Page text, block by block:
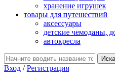
хранение игрушек
товары для путешествий
аксессуары
детские чемоданы,
автокресла
Вход /Регистрация